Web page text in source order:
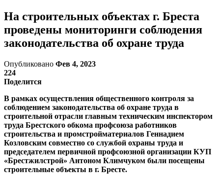
На строительных объектах г. Бреста
проведены мониторинги соблюдения
законодательства об охране труда
Опубликовано Фев 4, 2023
224
Поделится
В рамках осуществления общественного контроля за
соблюдением законодательства об охране труда в
строительной отрасли главным техническим инспектором
труда Брестского обкома профсоюза работников
строительства и промстройматериалов Геннадием
Козловским совместно со службой охраны труда и
председателем первичной профсоюзной организации КУП
«Брестжилстрой» Антоном Климчуком были посещены
строительные объекты в г. Бресте.